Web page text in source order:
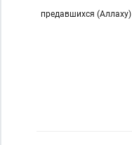
предавшихся (Аллаху)